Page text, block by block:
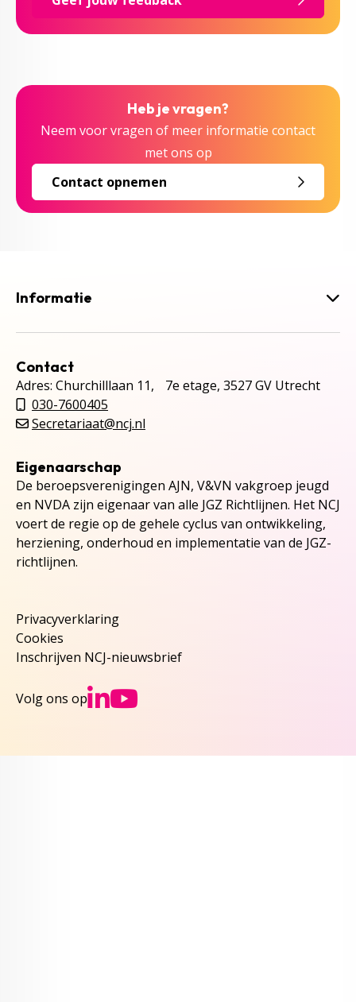
Heb je vragen?
Neem voor vragen of meer informatie contact
met ons op
Contact opnemen
Informatie
Contact
Adres: Churchilllaan 11, 7e etage, 3527 GV Utrecht
030-7600405
Secretariaat@ncj.nl
Eigenaarschap
De beroepsverenigingen AJN, V&VN vakgroep jeugd
en NVDA zijn eigenaar van alle JGZ Richtlijnen. Het NCJ
voert de regie op de gehele cyclus van ontwikkeling,
herziening, onderhoud en implementatie van de JGZ-
richtlijnen.
Privacyverklaring
Cookies
Inschrijven NCJ-nieuwsbrief
Volg ons op Ga naar NCJs